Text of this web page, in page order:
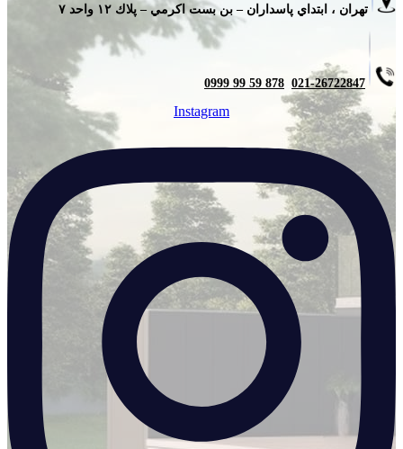
تهران ، ابتداي پاسداران – بن بست اكرمي – پلاك ١٢ واحد ٧
021-26722847
878 59 99 0999
Instagram